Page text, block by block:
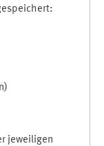
jeweiligen